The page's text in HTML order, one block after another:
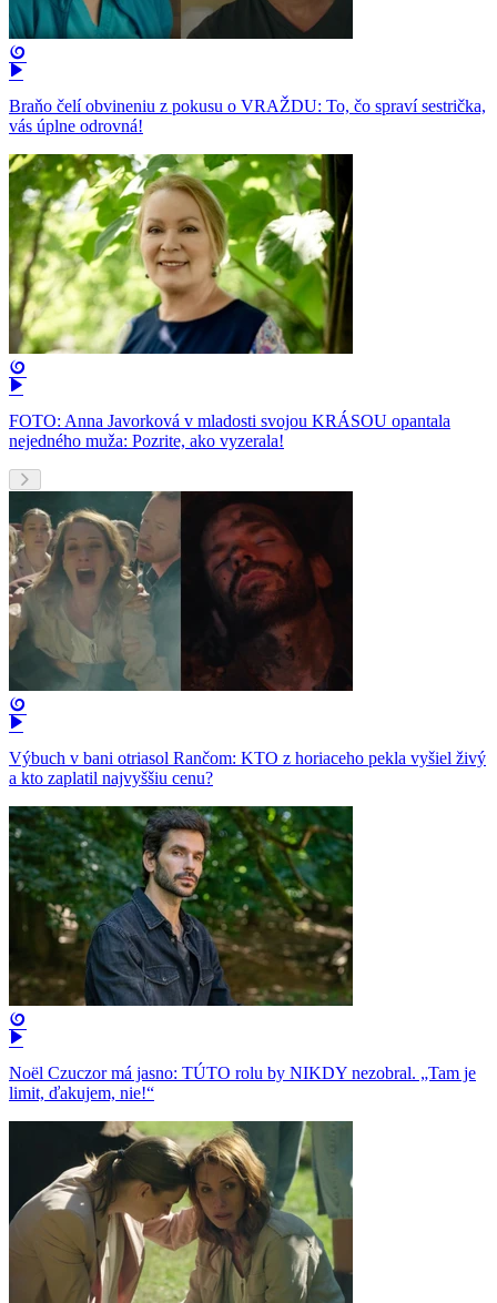
Braňo čelí obvineniu z pokusu o VRAŽDU: To, čo spraví sestrička,
vás úplne odrovná!
FOTO: Anna Javorková v mladosti svojou KRÁSOU opantala
nejedného muža: Pozrite, ako vyzerala!
Výbuch v bani otriasol Rančom: KTO z horiaceho pekla vyšiel živý
a kto zaplatil najvyššiu cenu?
Noël Czuczor má jasno: TÚTO rolu by NIKDY nezobral. „Tam je
limit, ďakujem, nie!“